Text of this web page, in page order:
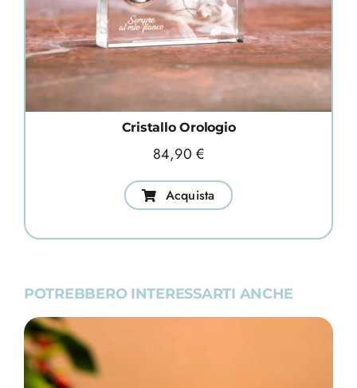
POTREBBERO INTERESSARTI ANCHE
Cristallo Orologio
84,90€
Acquista